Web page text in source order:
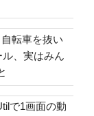
転車を抜い
、実はみん
で1画面の動